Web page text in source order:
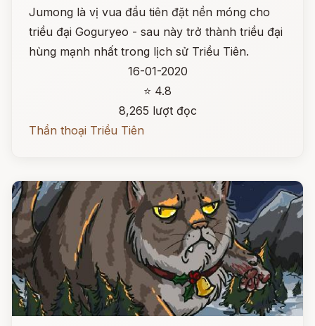
Jumong là vị vua đầu tiên đặt nền móng cho
triều đại Goguryeo - sau này trở thành triều đại
hùng mạnh nhất trong lịch sử Triều Tiên.
16-01-2020
⭐ 4.8
8,265 lượt đọc
Thần thoại Triều Tiên